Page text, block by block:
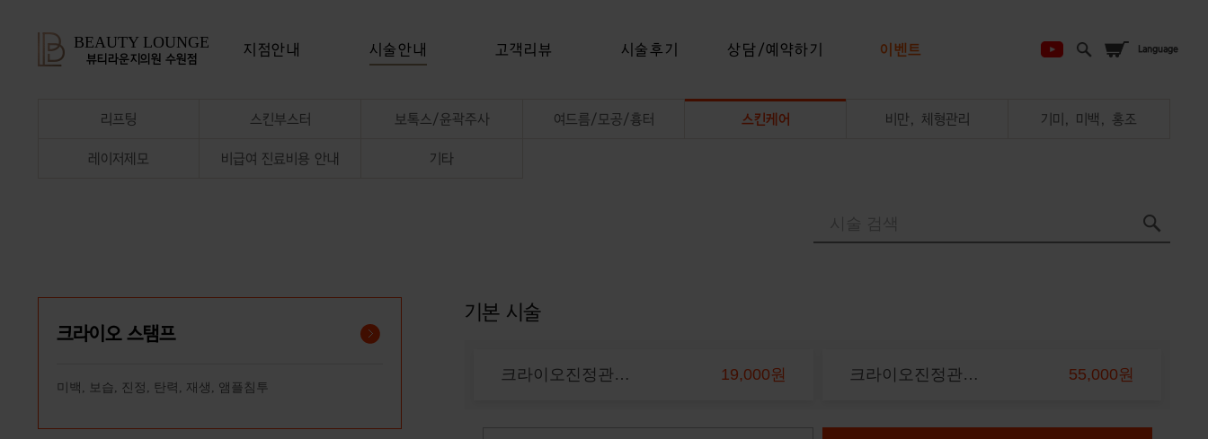
BEAUTY LOUNGE
뷰티라운지의원 수원점
지점안내 시술안내 고객리뷰 시술후기 상담/예약하기 이벤트
리프팅 스킨부스터 보톡스/윤곽주사 여드름/모공/흉터 스킨케어 비만, 체형관리 기미, 미백, 홍조
레이저제모 비급여 진료비용 안내 기타
크라이오 스탬프
미백, 보습, 진정, 탄력, 재생, 앰플침투
기본 시술
크라이오진정관리 1회 19,000원 크라이오진정관리 3회 55,000원